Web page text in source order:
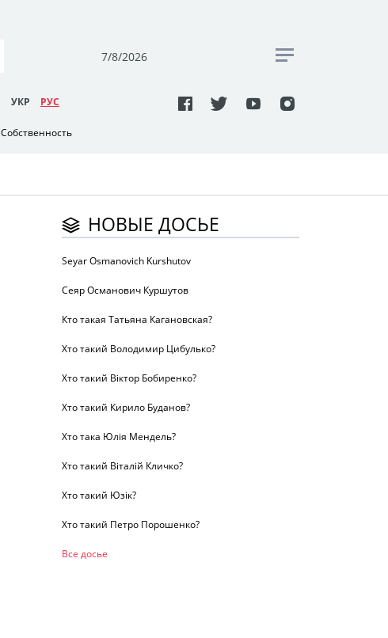
7/8/2026
УКР РУC
Собственность
НОВЫЕ ДОСЬЕ
Seyar Osmanovich Kurshutov
Сеяр Османович Куршутов
Кто такая Татьяна Кагановская?
Хто такий Володимир Цибулько?
Хто такий Віктор Бобиренко?
Хто такий Кирило Буданов?
Хто така Юлія Мендель?
Хто такий Віталій Кличко?
Хто такий Юзік?
Хто такий Петро Порошенко?
Все досье